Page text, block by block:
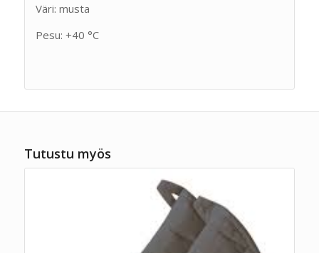
Väri: musta
Pesu: +40 °C
Tutustu myös